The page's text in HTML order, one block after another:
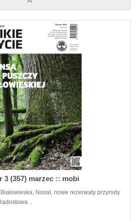
3 (357) marzec :: mobi
Nosal, nowe rezerwaty przyrody
..